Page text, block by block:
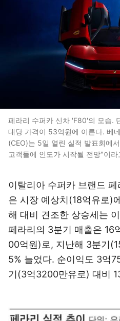
페라리 수퍼카 신차 'F80'의 모습.
대당 가격이 53억원에 이른다. 베
(CEO)는 5일 열린 실적 발표회에
고객들에 인도가 시작될 전망"이
이탈리아 수퍼카 브랜드
은 시장 예상치(18억유로)
해 대비 견조한 상승세는
페라리의 3분기 매출은
00억원)로, 지난해 3분기
5% 늘었다. 순이익도 3억
기(3억3200만유로) 대비